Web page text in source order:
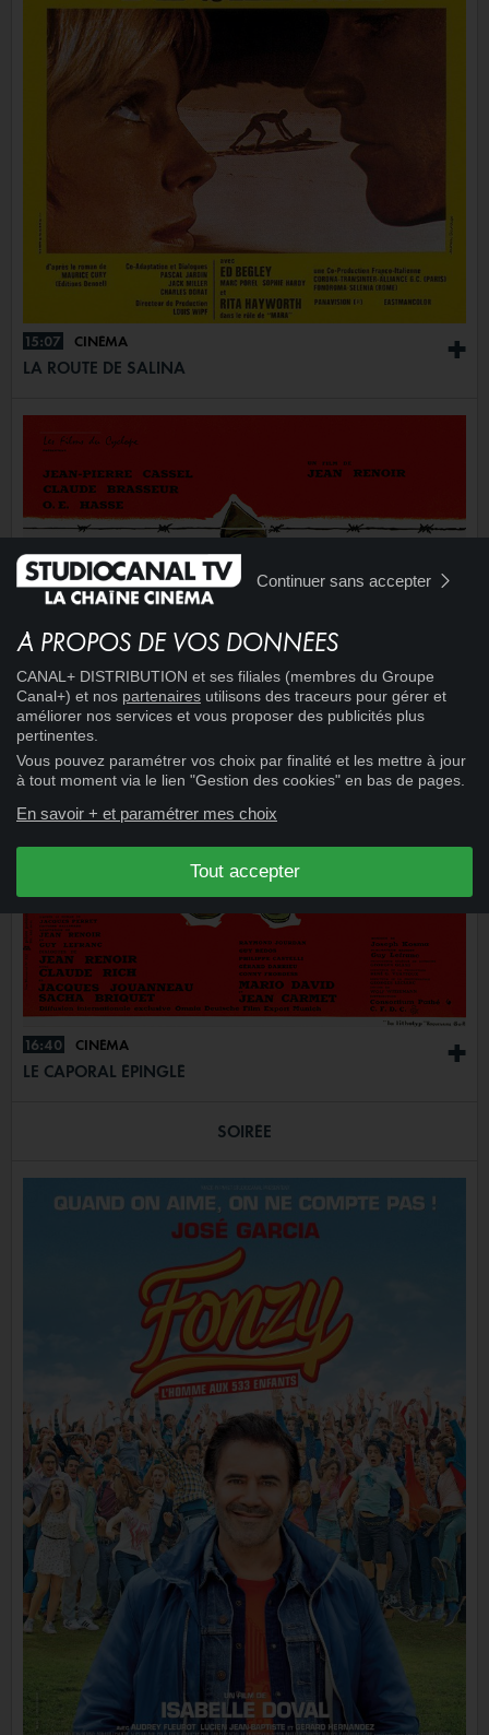
+
15:07 CINÉMA
LA ROUTE DE SALINA
+
16:40 CINÉMA
LE CAPORAL ÉPINGLÉ
SOIRÉE
Continuer sans accepter
À PROPOS DE VOS DONNÉES
CANAL+ DISTRIBUTION et ses filiales (membres du Groupe
Canal+) et nos partenaires utilisons des traceurs pour gérer et
améliorer nos services et vous proposer des publicités plus
pertinentes.
Vous pouvez paramétrer vos choix par finalité et les mettre à jour
à tout moment via le lien "Gestion des cookies" en bas de pages.
En savoir + et paramétrer mes choix
Tout accepter